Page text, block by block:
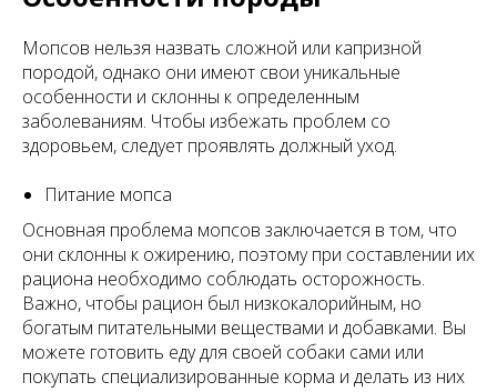
Мопсов нельзя назвать сложной или капризной
породой, однако они имеют свои уникальные
особенности и склонны к определенным
заболеваниям. Чтобы избежать проблем со
здоровьем, следует проявлять должный уход.
Питание мопса
Основная проблема мопсов заключается в том, что
они склонны к ожирению, поэтому при составлении их
рациона необходимо соблюдать осторожность.
Важно, чтобы рацион был низкокалорийным, но
богатым питательными веществами и добавками. Вы
можете готовить еду для своей собаки сами или
покупать специализированные корма и делать из них